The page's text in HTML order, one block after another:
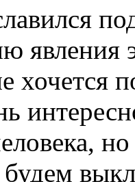
явления
хочется